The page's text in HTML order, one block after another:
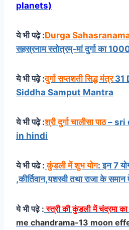
planets)
ये भी पढ़े :Durga
सहस्रनाम स्तोत्रम्-मां दुर्गा का
ये भी पढ़े :दुर्गा सप्तशती सिद्ध मंत्र31
Siddha Samput Mantra
ये भी पढ़े :श्री दुर्गा चालीसा पाठ– sri
in hindi
ये भी पढे : कुंडली में शुभ योग: इन 7
,कीर्तिवान,यशस्वी तथा राजा के समान
ये भी पढ़े : स्त्री की कुंडली में चंद्रमा का
me chandrama-13 moon